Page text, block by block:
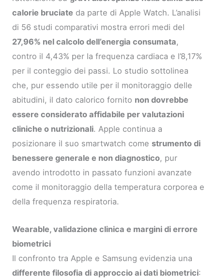
calorie bruciate da parte di Apple Watch. L’analisi
di 56 studi comparativi mostra errori medi del
27,96% nel calcolo dell’energia consumata,
contro il 4,43% per la frequenza cardiaca e l’8,17%
per il conteggio dei passi. Lo studio sottolinea
che, pur essendo utile per il monitoraggio delle
abitudini, il dato calorico fornito non dovrebbe
essere considerato affidabile per valutazioni
cliniche o nutrizionali. Apple continua a
posizionare il suo smartwatch come strumento di
benessere generale e non diagnostico, pur
avendo introdotto in passato funzioni avanzate
come il monitoraggio della temperatura corporea e
della frequenza respiratoria.
Wearable, validazione clinica e margini di errore
biometrici
Il confronto tra Apple e Samsung evidenzia una
differente filosofia di approccio ai dati biometrici: